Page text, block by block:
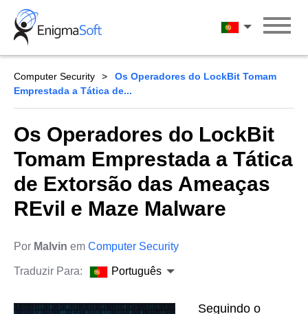
Skip
content
Português
Computer Security
Os Operadores do LockBit Tomam
Emprestada a Tática de...
Os Operadores do LockBit
Tomam Emprestada a Tática
de Extorsão das Ameaças
REvil e Maze Malware
Por Malvin em Computer Security
Traduzir Para: Português
Seguindo o